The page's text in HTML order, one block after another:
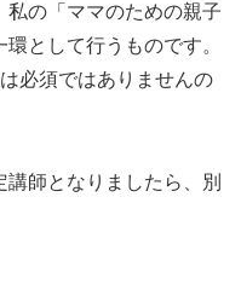
の「ママのための親子
として行うものです。
必須ではありませんの
師となりましたら、別